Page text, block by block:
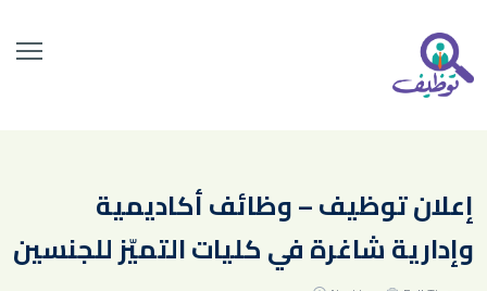
إعلان توظيف – وظائف أكاديمية
وإدارية شاغرة في كليات التميّز للجنسين